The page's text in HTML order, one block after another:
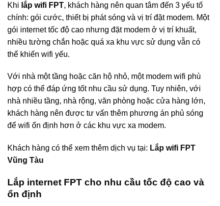
Khi lắp wifi FPT, khách hàng nên quan tâm đến 3 yếu tố
chính: gói cước, thiết bị phát sóng và vị trí đặt modem. Một
gói internet tốc độ cao nhưng đặt modem ở vị trí khuất,
nhiều tường chắn hoặc quá xa khu vực sử dụng vẫn có
thể khiến wifi yếu.
Với nhà một tầng hoặc căn hộ nhỏ, một modem wifi phù
hợp có thể đáp ứng tốt nhu cầu sử dụng. Tuy nhiên, với
nhà nhiều tầng, nhà rộng, văn phòng hoặc cửa hàng lớn,
khách hàng nên được tư vấn thêm phương án phủ sóng
để wifi ổn định hơn ở các khu vực xa modem.
Khách hàng có thể xem thêm dịch vụ tại: Lắp wifi FPT
Vũng Tàu
Lắp internet FPT cho nhu cầu tốc độ cao và
ổn định